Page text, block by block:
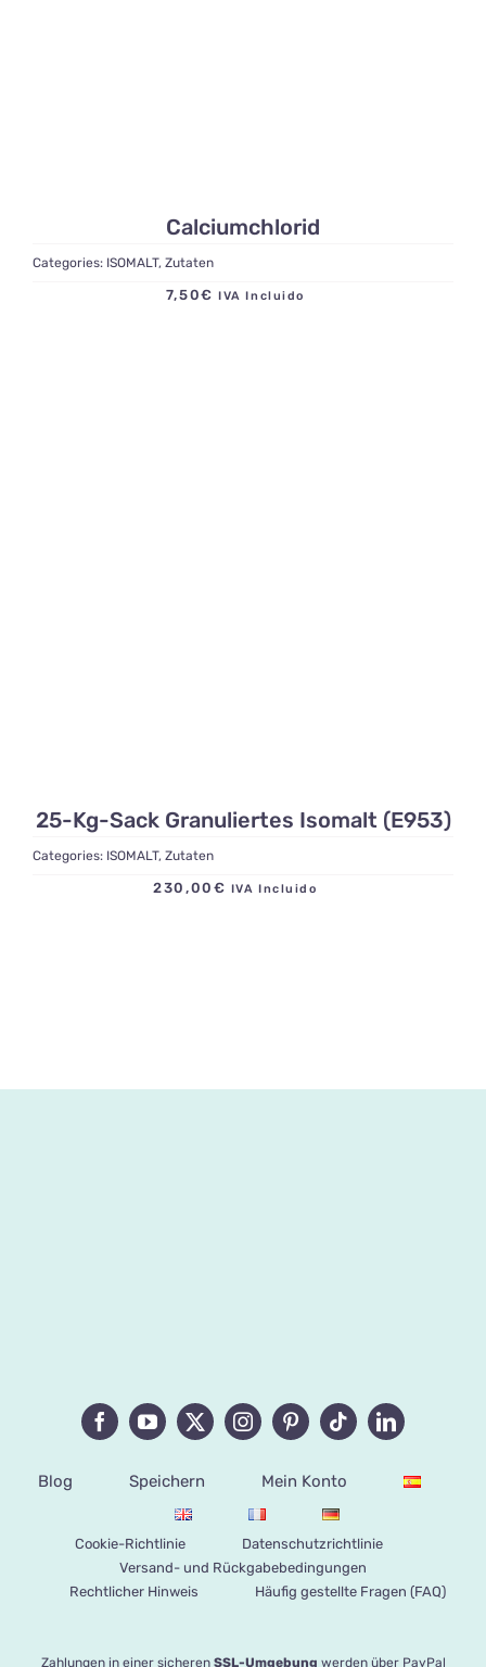
Calciumchlorid
Categories: ISOMALT, Zutaten
7,50€ IVA Incluido
25-Kg-Sack Granuliertes Isomalt (E953)
Categories: ISOMALT, Zutaten
230,00 € IVA Incluido
Blog Speichern Mein Konto
Cookie-Richtlinie
Datenschutzrichtlinie
Versand- und Rückgabebedingungen
Rechtlicher Hinweis
Häufig gestellte Fragen (FAQ)
Zahlungen in einer sicheren SSL-Umgebung werden über PayPal